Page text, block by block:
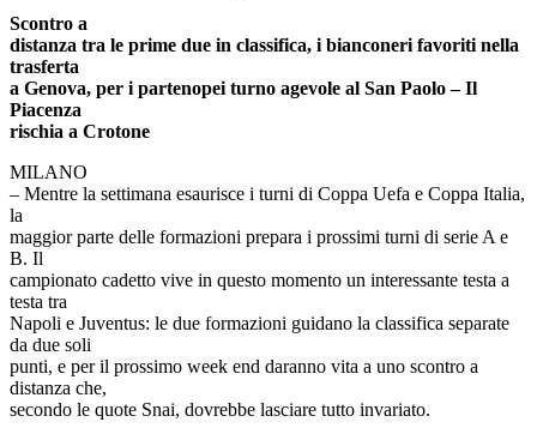
Scontro a
distanza tra le prime due in classifica, i bianconeri favoriti nella
trasferta
a Genova, per i partenopei turno agevole al San Paolo – Il
Piacenza
rischia a Crotone
MILANO
– Mentre la settimana esaurisce i turni di Coppa Uefa e Coppa Italia,
la
maggior parte delle formazioni prepara i prossimi turni di serie A e
B. Il
campionato cadetto vive in questo momento un interessante testa a
testa tra
Napoli e Juventus: le due formazioni guidano la classifica separate
da due soli
punti, e per il prossimo week end daranno vita a uno scontro a
distanza che,
secondo le quote Snai, dovrebbe lasciare tutto invariato.